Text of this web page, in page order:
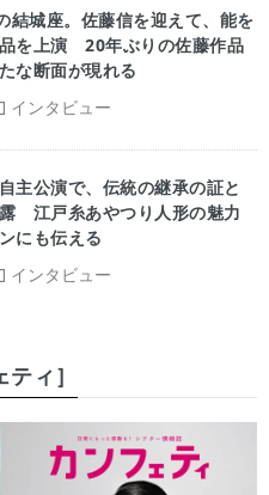
インタビュー
結城座。佐藤信を迎えて、能を
を上演 20年ぶりの佐藤作品
な断面が現れる
インタビュー
主公演で、伝統の継承の証と
江戸糸あやつり人形の魅力
にも伝える
ィ］